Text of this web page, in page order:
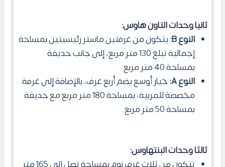
ثانيا وحدات التاون هاوس:
النوع B:
يتكون من غرفتين ماستر رئيسيتين بمساحة
إجمالية تبلغ 130 متر مربع، إلى جانب حديقة
بمساحة 40 متر مربع.
النوع A:
خيار أوسع يضم أربع غرف، بالإضافة إلى غرفة
مخصصة للمربية، بمساحة 180 متر مربع مع حديقة
بمساحة 50 متر مربع.
ثالثا وحدات البنتهاوس: